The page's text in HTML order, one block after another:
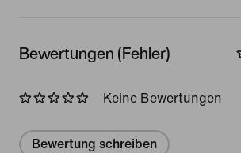
Bewertungen (Fehler)
Keine Bewertungen
Bewertung schreiben